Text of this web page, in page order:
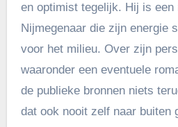
en optimist tegelijk. Hij is een
Nijmegenaar die zijn energie
voor het milieu. Over zijn
waaronder een eventuele
de publieke bronnen niets
dat ook nooit zelf naar buiten